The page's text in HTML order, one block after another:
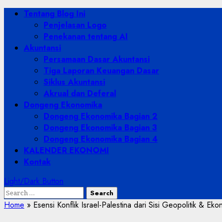
Skip
PrimaryTentang Blog Ini
Penjelasan Logo
Penekanan tentang AI
Akuntansi
Persamaan Dasar Akuntansi
Tiga Laporan Keuangan Dasar
Siklus Akuntansi
Akrual dan Deferal
Dongeng Ekonomika
Dongeng Ekonomika Bagian 2
Dongeng Ekonomika Bagian 3
Dongeng Ekonomika Bagian 4
KALENDER EKONOMI
Kontak
Light/Dark Button
Search
for:
Home » Esensi Konflik Israel-Palestina dari Sisi Geopolitik &